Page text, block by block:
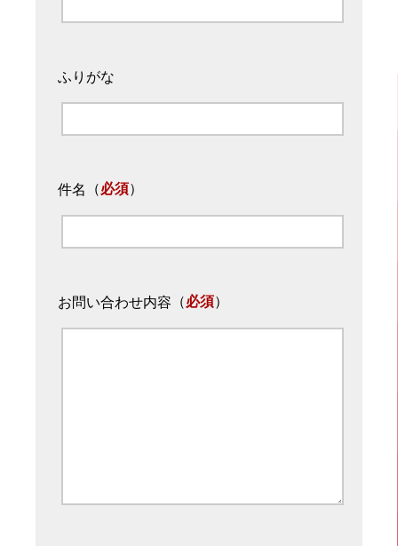
ふりがな
件名 （必須）
お問い合わせ内容 （必須）